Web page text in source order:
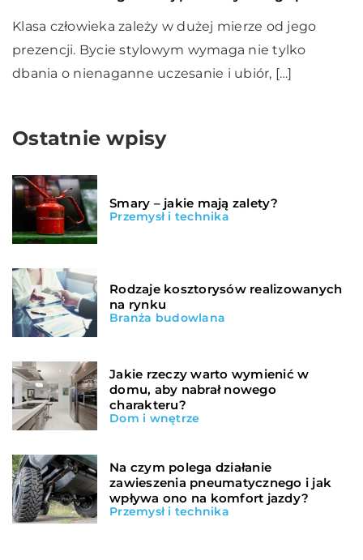
Klasa człowieka zależy w dużej mierze od jego
prezencji. Bycie stylowym wymaga nie tylko
dbania o nienaganne uczesanie i ubiór, […]
Ostatnie wpisy
Smary – jakie mają zalety?
Przemysł i technika
Rodzaje kosztorysów realizowanych
na rynku
Branża budowlana
Jakie rzeczy warto wymienić w
domu, aby nabrał nowego
charakteru?
Dom i wnętrze
Na czym polega działanie
zawieszenia pneumatycznego i jak
wpływa ono na komfort jazdy?
Przemysł i technika